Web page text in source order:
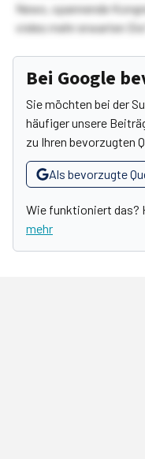
News, spannende
vieles mehr erwarten
Bei Google
Sie möchten bei der
häufiger unsere
zu Ihren bevorzugten
Als bevorzugte
Wie funktioniert das?
mehr